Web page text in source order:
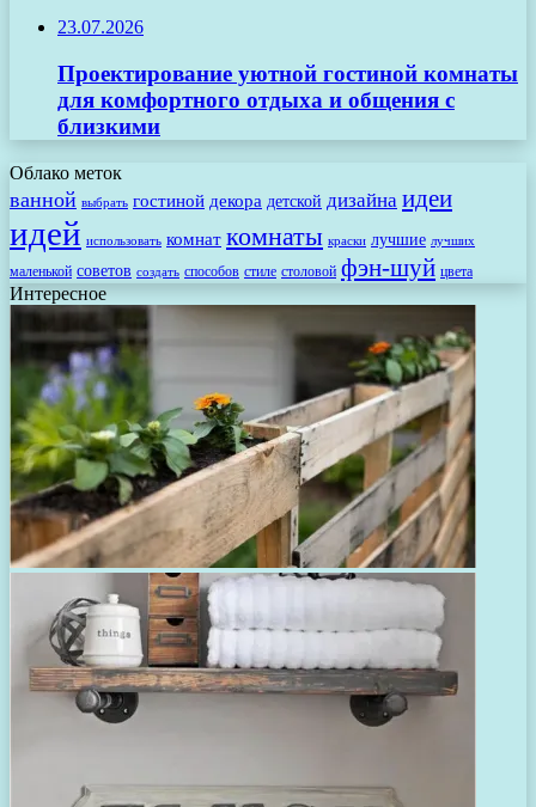
23.07.2026
Проектирование уютной гостиной комнаты
для комфортного отдыха и общения с
близкими
Облако меток
ванной выбрать гостиной декора детской дизайна идеи
идей использовать комнат комнаты краски лучшие лучших
маленькой советов создать способов стиле столовой фэн-шуй цвета
Интересное